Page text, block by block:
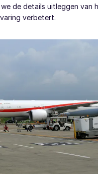
de details uitleggen van
verbetert.